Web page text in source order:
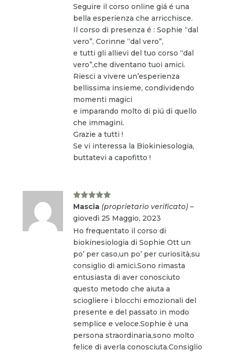
Seguire il corso online giá é una
bella esperienza che arricchisce.
Il corso di presenza é : Sophie “dal
vero”, Corinne “dal vero”,
e tutti gli allievi del tuo corso “dal
vero”,che diventano tuoi amici.
Riesci a vivere un’esperienza
bellissima insieme, condividendo
momenti magici
e imparando molto di piú di quello
che immagini.
Grazie a tutti !
Se vi interessa la Biokiniesologia,
buttatevi a capofitto !
Valutato 5
Mascia (proprietario verificato) –
giovedì 25 Maggio, 2023
Ho frequentato il corso di
biokinesiologia di Sophie Ott un
po’ per caso,un po’ per curiosità,su
consiglio di amici.Sono rimasta
entusiasta di aver conosciuto
questo metodo che aiuta a
sciogliere i blocchi emozionali del
presente e del passato in modo
semplice e veloce.Sophie è una
persona straordinaria,sono molto
felice di averla conosciuta.Consiglio